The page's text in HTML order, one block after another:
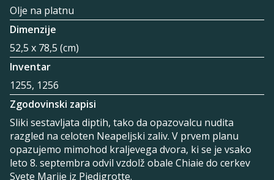
Olje na platnu
Dimenzije
52,5 x 78,5 (cm)
Inventar
1255, 1256
Zgodovinski zapisi
Sliki sestavljata diptih, tako da opazovalcu nudita
razgled na celoten Neapeljski zaliv. V prvem planu
opazujemo mimohod kraljevega dvora, ki se je vsako
leto 8. septembra odvil vzdolž obale Chiaie do cerkev
Svete Marije iz Piedigrotte.